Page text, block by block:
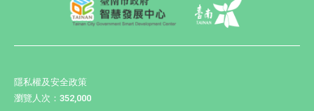
隱私權及安全政策
瀏覽人次：352,000